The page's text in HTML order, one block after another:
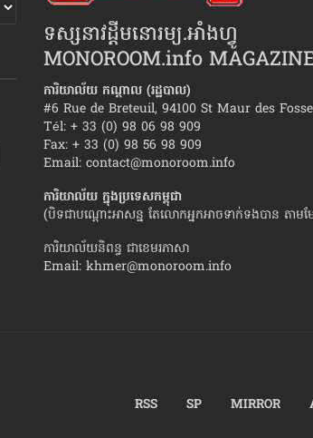
បញ្ហា៨ចំណុច ​ដែល​កើត​ឡើង​ទូទៅ ក្នុង«​ជីវិត​
អាពាហ៍ពិពាហ៍»
ទស្សនាវដ្ដីមនោរម្យ.អាំងហ្វូ
MONOROOM.info
ការិយាល័យ កណ្ដាល (រដ្ឋបាល)
#6 Rue de Breteuil, 94100 St Maur des
Tél: + 33 (0) 98 06 98 909
Fax: + 33 (0) 98 56 98 909
Email: contact@monoroom.info
ការិយាល័យ ក្នុង​ប្រទេស​កម្ពុជា
(បិទជាបណ្ដោះអាសន្ន តែលោកអ្នកអាចទាក់ទងបាន តាម
ការិយាល័យនិពន្ធ ជាខេមរភាសា
Email: khmer@monoroom.info
RSS SP MIRROR